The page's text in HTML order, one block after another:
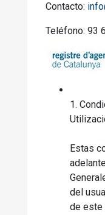
Contacto:
Teléfono: 93
1.
Estas
del
de este